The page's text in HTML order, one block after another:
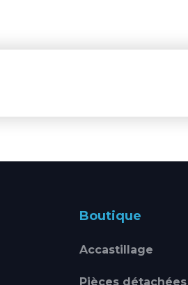
Boutique
Accastillage
Pièces détachées